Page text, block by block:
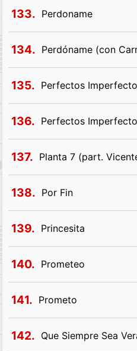
133. Perdoname
134. Perdóname (con
135. Perfectos
136. Perfectos
137. Planta 7 (part.
138. Por Fin
139. Princesita
140. Prometeo
141. Prometo
142. Que Siempre Sea